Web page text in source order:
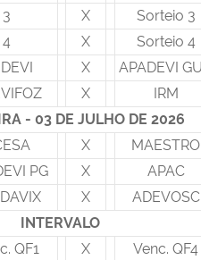
3 X
Sorteio 3
4 X
Sorteio 4
X
APADEVI
X
IRM
- 03 DE JULHO DE 2026
X
MAESTRO
PG X
APAC
X
ADEVOSC
INTERVALO
QF1 X
Venc. QF4